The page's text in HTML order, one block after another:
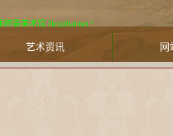
美术馆 Jicuizhai.net !
艺术资讯 网